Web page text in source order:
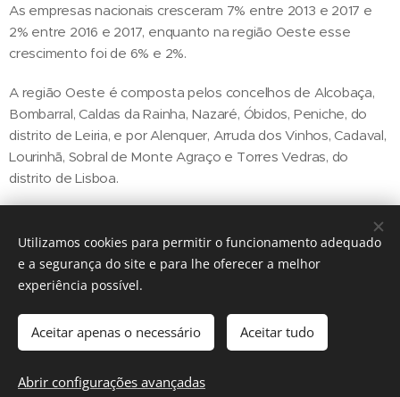
As empresas nacionais cresceram 7% entre 2013 e 2017 e
2% entre 2016 e 2017, enquanto na região Oeste esse
crescimento foi de 6% e 2%.
A região Oeste é composta pelos concelhos de Alcobaça,
Bombarral, Caldas da Rainha, Nazaré, Óbidos, Peniche, do
distrito de Leiria, e por Alenquer, Arruda dos Vinhos, Cadaval,
Lourinhã, Sobral de Monte Agraço e Torres Vedras, do
distrito de Lisboa.
Share
Cookies
Utilizamos cookies para permitir o funcionamento adequado
e a segurança do site e para lhe oferecer a melhor
experiência possível.
Aceitar apenas o necessário Aceitar tudo
Abrir configurações avançadas